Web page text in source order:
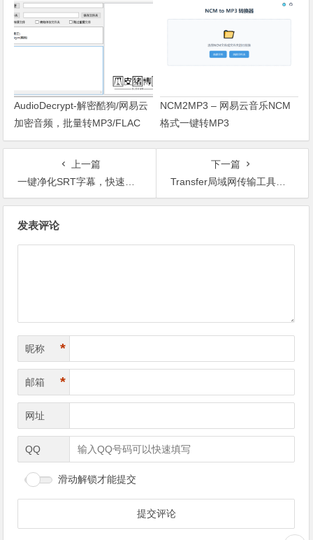
AudioDecrypt-解密酷狗/网易云
加密音频，批量转MP3/FLAC
NCM2MP3 – 网易云音乐NCM
格式一键转MP3
上一篇
一键净化SRT字幕，快速提取纯文本内容
下一篇
Transfer局域网传输工具：无需安装，扫码即传！
发表评论
昵称 *
邮箱 *
网址
QQ
滑动解锁才能提交